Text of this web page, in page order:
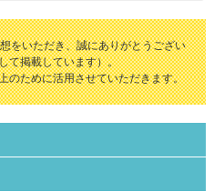
をいただき、誠にありがとうござい
て掲載しています）。
のために活用させていただきます。